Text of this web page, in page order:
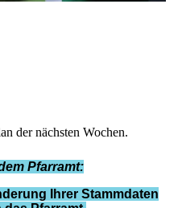
der nächsten Wochen.
Pfarramt:
Ihrer Stammdaten